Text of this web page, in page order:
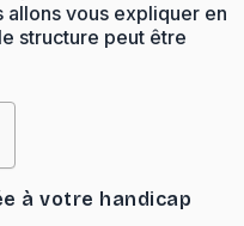
allons vous expliquer en
structure peut être
à votre handicap